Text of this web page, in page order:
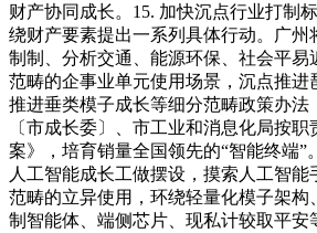
财产协同成长。15. 加快沉点行业打制
绕财产要素提出一系列具体行动。广州
制制、分析交通、能源环保、社会平易
范畴的企事业单元使用场景，沉点推进
推进垂类模子成长等细分范畴政策办法
〔市成长委〕、市工业和消息化局按
案》，培育销量全国领先的“智能终端”
人工智能成长工做摆设，摸索人工智能
范畴的立异使用，环绕轻量化模子架构
制智能体、端侧芯片、现私计较取平安